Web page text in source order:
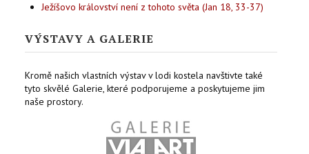
Ježíšovo království není z tohoto světa (Jan 18, 33-37)
VÝSTAVY A GALERIE
Kromě našich vlastních výstav v lodi kostela navštivte také
tyto skvělé Galerie, které podporujeme a poskytujeme jim
naše prostory.